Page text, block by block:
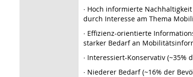
∙ Hoch informierte
durch Interesse am Thema
∙ Effizienz-orientierte
starker Bedarf an
∙ Interessiert-Konservativ
∙ Niederer Bedarf (~16% der